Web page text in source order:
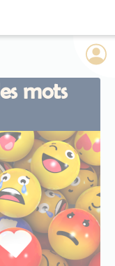
mots